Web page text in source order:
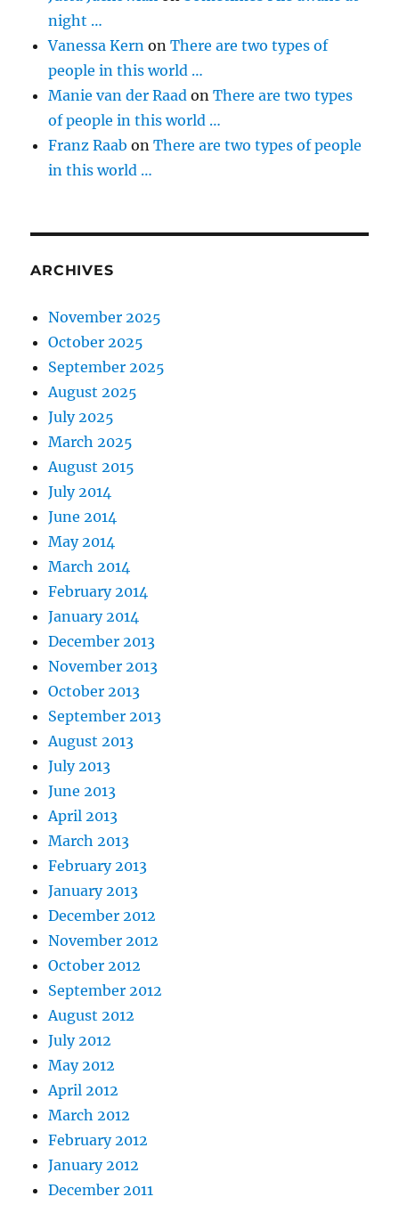
night …
Vanessa Kern onThere are two types of
people in this world …
Manie van der Raad onThere are two types
of people in this world …
Franz Raab onThere are two types of people
in this world …
ARCHIVES
November 2025
October 2025
September 2025
August 2025
July 2025
March 2025
August 2015
July 2014
June 2014
May 2014
March 2014
February 2014
January 2014
December 2013
November 2013
October 2013
September 2013
August 2013
July 2013
June 2013
April 2013
March 2013
February 2013
January 2013
December 2012
November 2012
October 2012
September 2012
August 2012
July 2012
May 2012
April 2012
March 2012
February 2012
January 2012
December 2011